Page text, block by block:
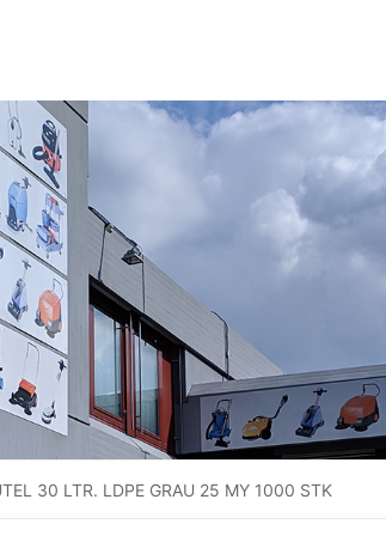
30 LTR. LDPE GRAU 25 MY 1000 STK